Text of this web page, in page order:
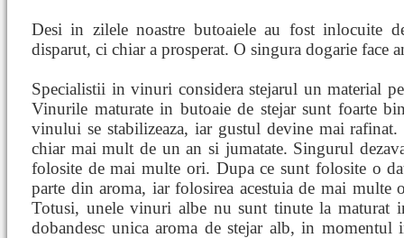
Desi in zilele noastre butoaiele au fost inlocuite
disparut, ci chiar a prosperat. O singura dogarie face
Specialistii in vinuri considera stejarul un material
Vinurile maturate in butoaie de stejar sunt foarte
vinului se stabilizeaza, iar gustul devine mai
chiar mai mult de un an si jumatate. Singurul
folosite de mai multe ori. Dupa ce sunt folosite o
parte din aroma, iar folosirea acestuia de mai
Totusi, unele vinuri albe nu sunt tinute la maturat
dobandesc unica aroma de stejar alb, in